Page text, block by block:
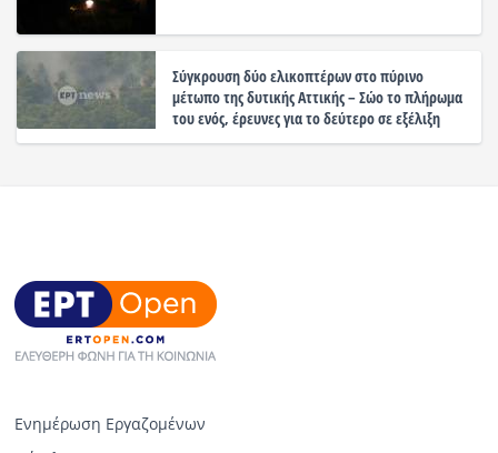
Σύγκρουση δύο ελικοπτέρων στο πύρινο
μέτωπο της δυτικής Αττικής – Σώο το πλήρωμα
του ενός, έρευνες για το δεύτερο σε εξέλιξη
Ενημέρωση Εργαζομένων